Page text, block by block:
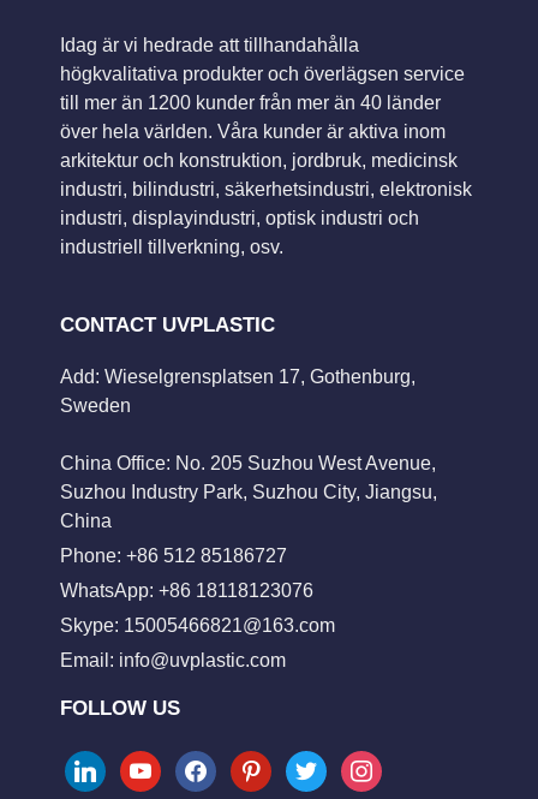
Idag är vi hedrade att tillhandahålla
högkvalitativa produkter och överlägsen service
till mer än 1200 kunder från mer än 40 länder
över hela världen. Våra kunder är aktiva inom
arkitektur och konstruktion, jordbruk, medicinsk
industri, bilindustri, säkerhetsindustri, elektronisk
industri, displayindustri, optisk industri och
industriell tillverkning, osv.
CONTACT UVPLASTIC
Add: Wieselgrensplatsen 17, Gothenburg,
Sweden
China Office: No. 205 Suzhou West Avenue,
Suzhou Industry Park, Suzhou City, Jiangsu,
China
Phone: +86 512 85186727
WhatsApp: +86 18118123076
Skype: 15005466821@163.com
Email: info@uvplastic.com
FOLLOW US
linkedinyoutubefacebookpinteresttwitter instagram